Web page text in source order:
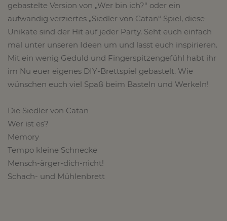
gebastelte Version von „Wer bin ich?“ oder ein
aufwändig verziertes „Siedler von Catan“ Spiel, diese
Unikate sind der Hit auf jeder Party. Seht euch einfach
mal unter unseren Ideen um und lasst euch inspirieren.
Mit ein wenig Geduld und Fingerspitzengefühl habt ihr
im Nu euer eigenes DIY-Brettspiel gebastelt. Wie
wünschen euch viel Spaß beim Basteln und Werkeln!
Die Siedler von Catan
Wer ist es?
Memory
Tempo kleine Schnecke
Mensch-ärger-dich-nicht!
Schach- und Mühlenbrett